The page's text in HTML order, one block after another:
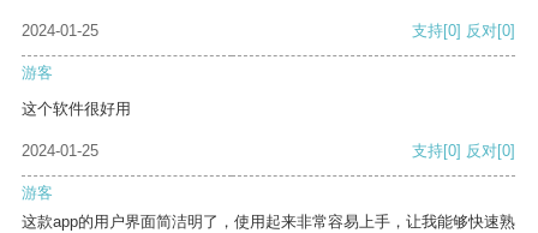
2024-01-25 支持[0] 反对[0]
游客
这个软件很好用
2024-01-25 支持[0] 反对[0]
游客
这款app的用户界面简洁明了，使用起来非常容易上手，让我能够快速熟